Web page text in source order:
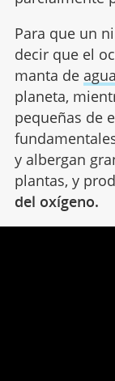
Para que un
decir que el
manta de agua
planeta,
pequeñas de
y albergan
plantas, y
del oxígeno.